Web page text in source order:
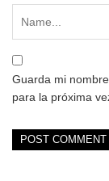
Guarda mi
para la próxima